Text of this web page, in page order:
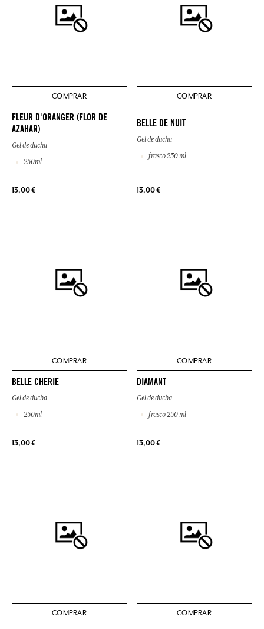
COMPRAR
FLEUR D'ORANGER (FLOR DE
AZAHAR)
Gel de ducha
250ml
13,00 €
COMPRAR
BELLE DE NUIT
Gel de ducha
frasco 250 ml
13,00 €
COMPRAR
BELLE CHÉRIE
Gel de ducha
250ml
13,00 €
COMPRAR
DIAMANT
Gel de ducha
frasco 250 ml
13,00 €
COMPRAR COMPRAR